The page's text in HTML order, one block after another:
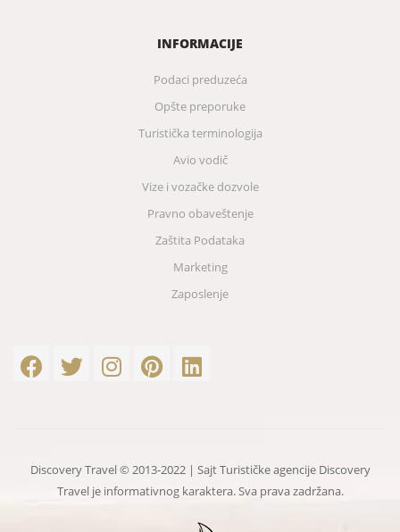
INFORMACIJE
Podaci preduzeća
Opšte preporuke
Turistička terminologija
Avio vodič
Vize i vozačke dozvole
Pravno obaveštenje
Zaštita Podataka
Marketing
Zaposlenje
Discovery Travel © 2013-2022 | Sajt Turističke agencije Discovery
Travel je informativnog karaktera. Sva prava zadržana.